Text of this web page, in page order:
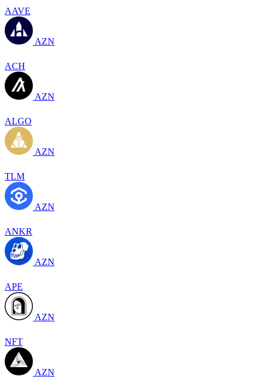
AAVE
AZN
ACH
AZN
ALGO
AZN
TLM
AZN
ANKR
AZN
APE
AZN
NFT
AZN